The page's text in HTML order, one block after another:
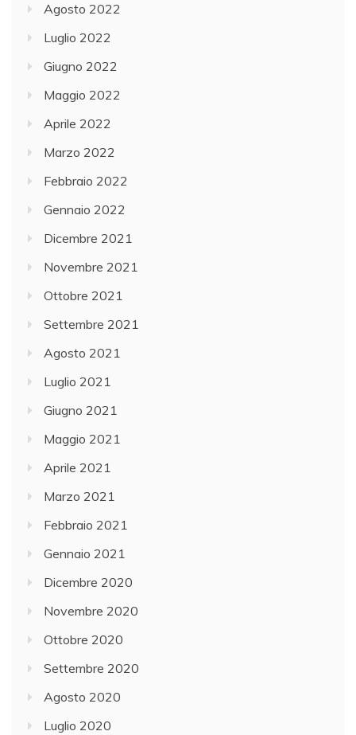
Agosto 2022
Luglio 2022
Giugno 2022
Maggio 2022
Aprile 2022
Marzo 2022
Febbraio 2022
Gennaio 2022
Dicembre 2021
Novembre 2021
Ottobre 2021
Settembre 2021
Agosto 2021
Luglio 2021
Giugno 2021
Maggio 2021
Aprile 2021
Marzo 2021
Febbraio 2021
Gennaio 2021
Dicembre 2020
Novembre 2020
Ottobre 2020
Settembre 2020
Agosto 2020
Luglio 2020